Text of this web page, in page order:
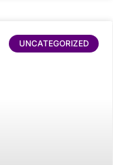
UNCATEGORIZED